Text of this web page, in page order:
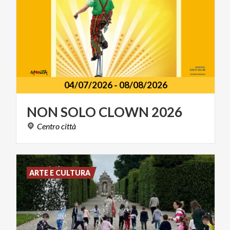
04/07/2026- 08/08/2026
NON SOLO CLOWN 2026
Centrocittà
ARTE E CULTURA